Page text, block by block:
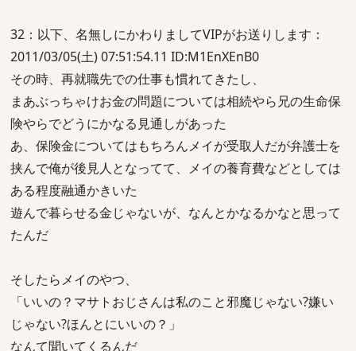
32：以下、名無しにかわりましてVIPがお送りします：
2011/03/05(土) 07:51:54.11 ID:M1EnXEnB0
その時、再就職先での仕事も慣れてきたし、
まあぶっちゃけお金の問題については相続やら兄の生命保
険やらでどうにかなる見通しがあった
あ、保険金についてはもちろんメイが受取人だが弁護士を
挟んで俺が後見人となってて、メイの養育費などとしては
ある程度融通かきいた
遊んで暮らせる金じゃないが、なんとかなるかなと思って
たんだ
そしたらメイのやつ、
「いいの？マサトおじさんは私のこと邪魔じゃない?嫌い
じゃない?ほんとにいいの？」
なんて聞いてくるんだ